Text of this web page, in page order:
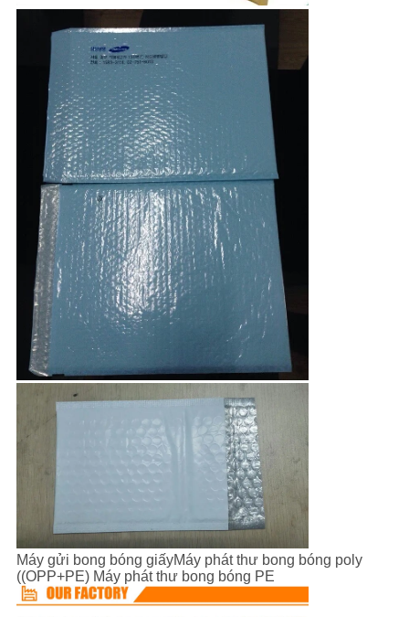
Máy gửi bong bóng giấyMáy phát thư bong bóng poly
((OPP+PE) Máy phát thư bong bóng PE